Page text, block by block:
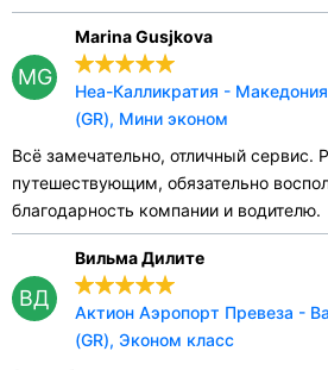
MG
Marina Gusjkova
Неа-Калликратия -
(GR), Мини эконом
Всё замечательно, отличный сервис.
путешествующим, обязательно
благодарность компании и водителю.
ВД
Вильма Дилите
Актион Аэропорт Превеза -
(GR), Эконом класс